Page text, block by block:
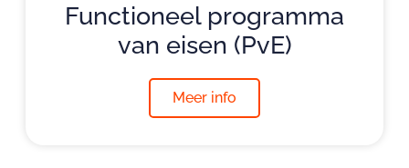
Functioneel programma
van eisen (PvE)
Meer info